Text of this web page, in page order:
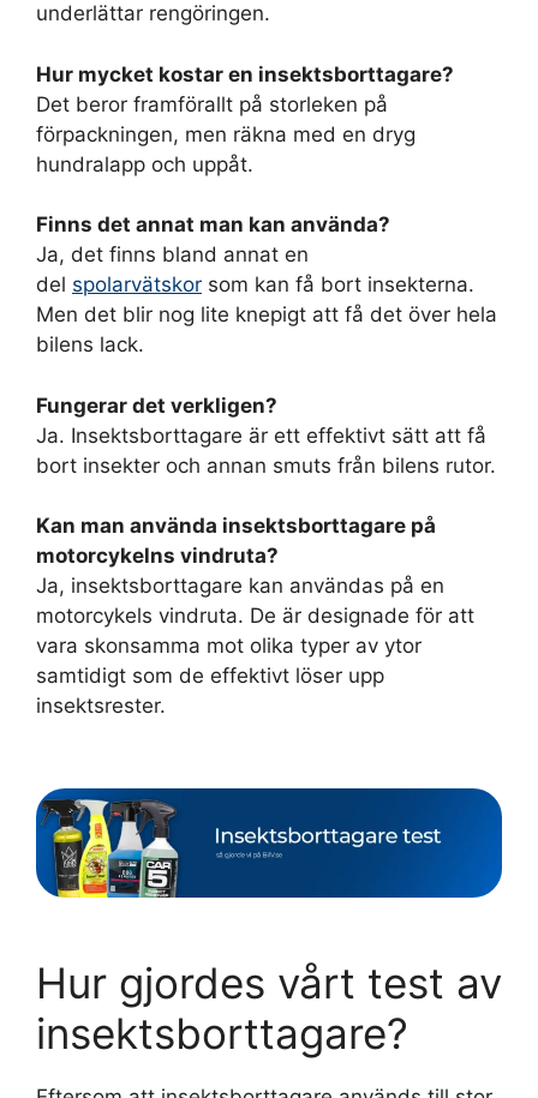
underlättar rengöringen.
Hur mycket kostar en insektsborttagare?
Det beror framförallt på storleken på
förpackningen, men räkna med en dryg
hundralapp och uppåt.
Finns det annat man kan använda?
Ja, det finns bland annat en
del spolarvätskor som kan få bort insekterna.
Men det blir nog lite knepigt att få det över hela
bilens lack.
Fungerar det verkligen?
Ja. Insektsborttagare är ett effektivt sätt att få
bort insekter och annan smuts från bilens rutor.
Kan man använda insektsborttagare på
motorcykelns vindruta?
Ja, insektsborttagare kan användas på en
motorcykels vindruta. De är designade för att
vara skonsamma mot olika typer av ytor
samtidigt som de effektivt löser upp
insektsrester.
Hur gjordes vårt test av
insektsborttagare?